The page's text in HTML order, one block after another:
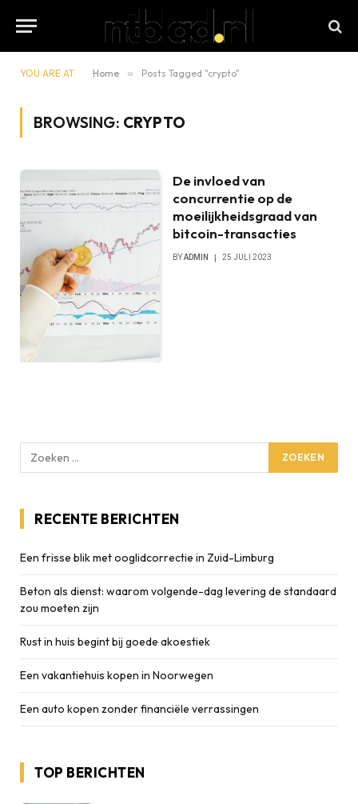
YOU ARE AT: Home » Posts Tagged "crypto"
BROWSING: CRYPTO
De invloed van
concurrentie op de
moeilijkheidsgraad van
bitcoin-transacties
BYADMIN 25 JULI 2023
RECENTE BERICHTEN
Een frisse blik met ooglidcorrectie in Zuid-Limburg
Beton als dienst: waarom volgende-dag levering de standaard
zou moeten zijn
Rust in huis begint bij goede akoestiek
Een vakantiehuis kopen in Noorwegen
Een auto kopen zonder financiële verrassingen
TOP BERICHTEN